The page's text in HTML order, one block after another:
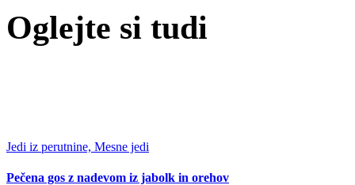
Oglejte si tudi
Jedi iz perutnine, Mesne jedi
Pečena gos z nadevom iz jabolk in orehov